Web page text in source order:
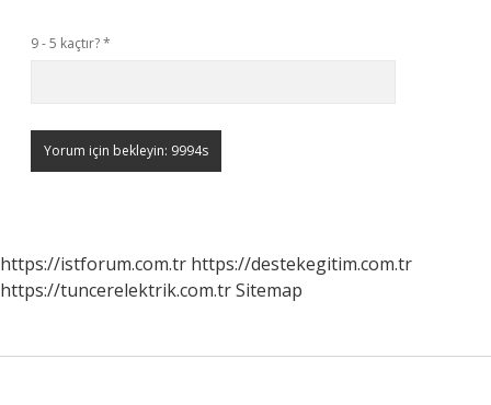
9 - 5 kaçtır?*
https://istforum.com.tr https://destekegitim.com.tr
https://tuncerelektrik.com.trSitemap